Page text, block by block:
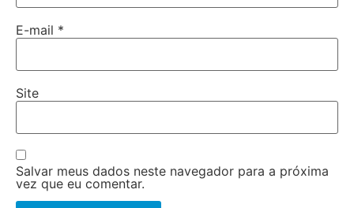
E-mail *
Site
Salvar meus dados neste navegador para a próxima
vez que eu comentar.